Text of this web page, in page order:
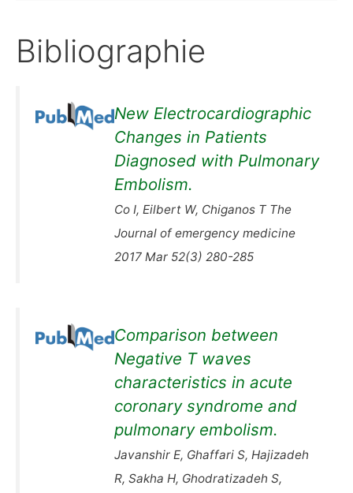
Bibliographie
New Electrocardiographic
Changes in Patients
Diagnosed with Pulmonary
Embolism.
Co I, Eilbert W, Chiganos T The
Journal of emergency medicine
2017 Mar 52(3) 280-285
Comparison between
Negative T waves
characteristics in acute
coronary syndrome and
pulmonary embolism.
Javanshir E, Ghaffari S, Hajizadeh
R, Sakha H, Ghodratizadeh S,